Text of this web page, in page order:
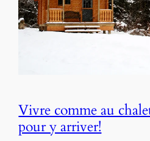
Vivre comme au
pour y arriver!